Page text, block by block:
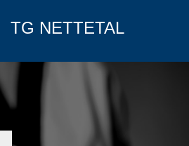
TG NETTETAL